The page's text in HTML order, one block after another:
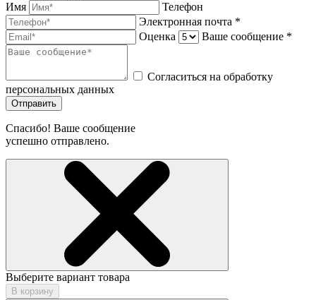
Имя
Телефон
Электронная почта *
Оценка
Ваше сообщение *
Согласиться на обработку
персональных данных
Отправить
Спасибо! Ваше сообщение
успешно отправлено.
Выберите вариант товара
В корзину